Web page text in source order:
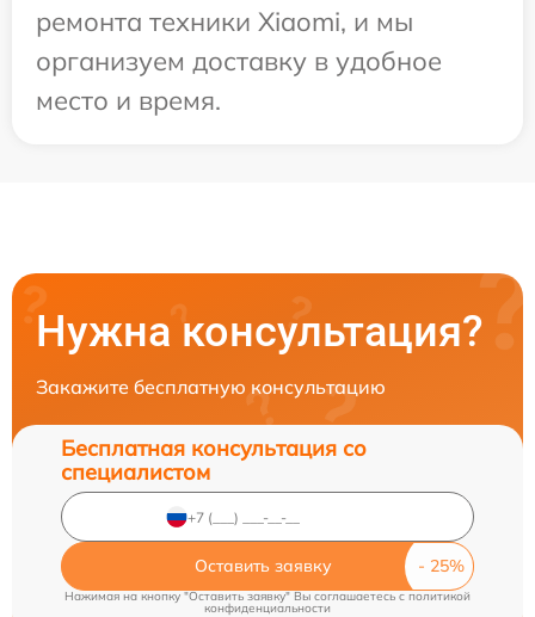
ремонта техники Xiaomi, и мы
организуем доставку в удобное
место и время.
Нужна консультация?
Закажите бесплатную консультацию
Бесплатная консультация со
специалистом
Оставить заявку
Нажимая на кнопку "Оставить заявку" Вы соглашаетесь cполитикой
конфиденциальности